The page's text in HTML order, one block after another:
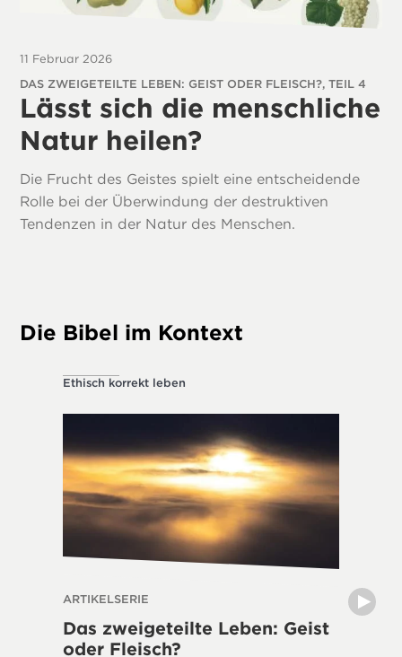
11 Februar 2026
DAS ZWEIGETEILTE LEBEN: GEIST ODER FLEISCH?, TEIL 4
Lässt sich die menschliche
Natur heilen?
Die Frucht des Geistes spielt eine entscheidende
Rolle bei der Überwindung der destruktiven
Tendenzen in der Natur des Menschen.
Die Bibel im Kontext
Ethisch korrekt leben
ARTIKELSERIE
Das zweigeteilte Leben: Geist
oder Fleisch?
THE